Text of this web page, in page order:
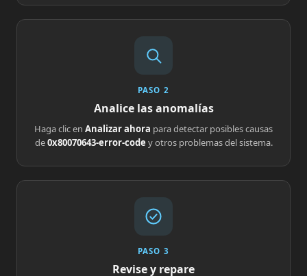
PASO 2
Analice las anomalías
Haga clic en Analizar ahora para detectar posibles causas
de0x80070643-error-code y otros problemas del sistema.
PASO 3
Revise y repare